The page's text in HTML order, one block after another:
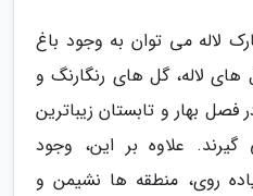
لاله می توان به وجود باغ
لاله، گل های رنگارنگ و
فصل بهار و تابستان زیباترین
علاوه بر این، وجود
روی، منطقه ها نشیمن و